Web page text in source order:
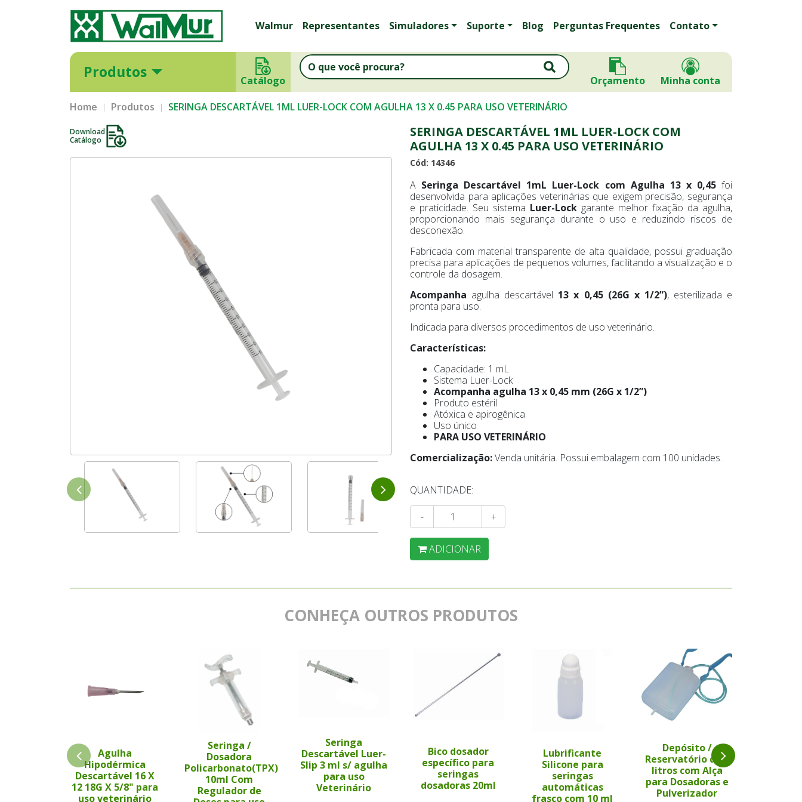
Walmur Representantes Simuladores Suporte Blog Perguntas Frequentes Contato
Produtos Catálogo Orçamento Minha conta
Home Produtos SERINGA DESCARTÁVEL 1ML LUER-LOCK COM AGULHA 13 X 0.45 PARA USO VETERINÁRIO
Download
Catálogo
SERINGA DESCARTÁVEL 1ML LUER-LOCK COM
AGULHA 13 X 0.45 PARA USO VETERINÁRIO
Cód: 14346
A Seringa Descartável 1mL Luer-Lock com Agulha 13 x 0,45foi
desenvolvida para aplicações veterinárias que exigem precisão, segurança
e praticidade. Seu sistema Luer-Lock garante melhor fixação da agulha,
proporcionando mais segurança durante o uso e reduzindo riscos de
desconexão.
Fabricada com material transparente de alta qualidade, possui graduação
precisa para aplicações de pequenos volumes, facilitando a visualização e o
controle da dosagem.
Acompanha agulha descartável 13 x 0,45 (26G x 1/2”), esterilizada e
pronta para uso.
Indicada para diversos procedimentos de uso veterinário.
Características:
Capacidade: 1 mL
Sistema Luer-Lock
Acompanha agulha 13 x 0,45 mm (26G x 1/2”)
Produto estéril
Atóxica e apirogênica
Uso único
PARA USO VETERINÁRIO
Comercialização:Venda unitária. Possui embalagem com 100 unidades.
QUANTIDADE:
- +
ADICIONAR
CONHEÇA OUTROS PRODUTOS
Agulha
Hipodérmica
Descartável 16 X
12 18G X 5/8" para
uso veterinário
Seringa /
Dosadora
Policarbonato(TPX)
10ml Com
Regulador de
Seringa
Descartável Luer-
Slip 3 ml s/ agulha
para uso
Veterinário
Bico dosador
específico para
seringas
dosadoras 20ml
Lubrificante
Silicone para
seringas
automáticas
frasco com 10 ml
Depósito /
Reservatório de 2
litros com Alça
para Dosadoras e
Pulverizador